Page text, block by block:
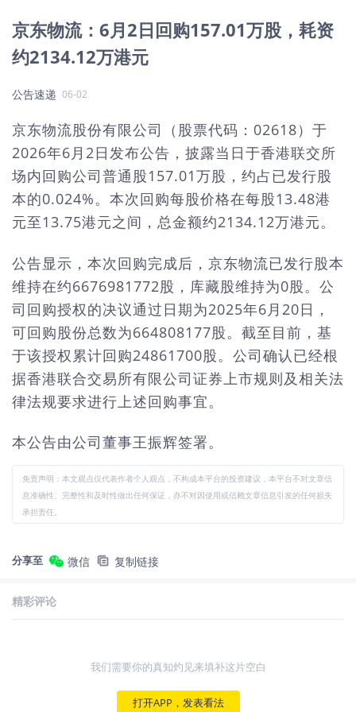
京东物流：6月2日回购157.01万股，耗资
约2134.12万港元
公告速递 06-02
京东物流股份有限公司（股票代码：02618）于
2026年6月2日发布公告，披露当日于香港联交所
场内回购公司普通股157.01万股，约占已发行股
本的0.024%。本次回购每股价格在每股13.48港
元至13.75港元之间，总金额约2134.12万港元。
公告显示，本次回购完成后，京东物流已发行股本
维持在约6676981772股，库藏股维持为0股。公
司回购授权的决议通过日期为2025年6月20日，
可回购股份总数为664808177股。截至目前，基
于该授权累计回购24861700股。公司确认已经根
据香港联合交易所有限公司证券上市规则及相关法
律法规要求进行上述回购事宜。
本公告由公司董事王振辉签署。
免责声明：本文观点仅代表作者个人观点，不构成本平台的投资建议，本平台不对文章信
息准确性、完整性和及时性做出任何保证，亦不对因使用或信赖文章信息引发的任何损失
承担责任。
分享至 微信 复制链接
精彩评论
我们需要你的真知灼见来填补这片空白
打开APP，发表看法